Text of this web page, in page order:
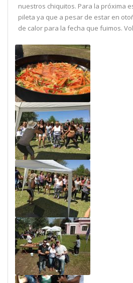
nuestros chiquitos. Para la próxima
pileta ya que a pesar de estar en
de calor para la fecha que fuimos.